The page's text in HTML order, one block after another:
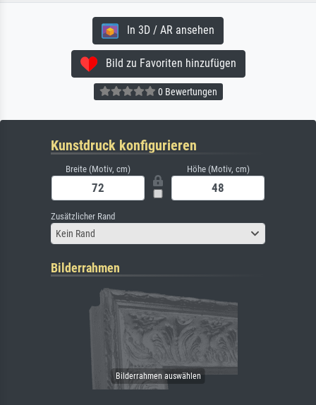
In 3D / AR ansehen
Bild zu Favoriten hinzufügen
0 Bewertungen
Kunstdruck konfigurieren
Breite (Motiv, cm) Höhe (Motiv, cm)
Zusätzlicher Rand
Kein Rand
Bilderrahmen